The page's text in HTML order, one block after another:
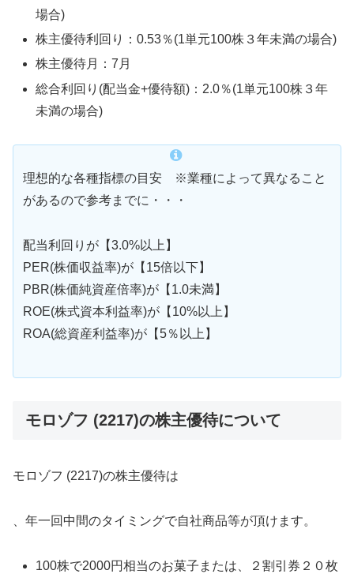
場合)
株主優待利回り：0.53％(1単元100株３年未満の場合)
株主優待月：7月
総合利回り(配当金+優待額)：2.0％(1単元100株３年
未満の場合)
理想的な各種指標の目安 ※業種によって異なること
があるので参考までに・・・
配当利回りが【3.0%以上】
PER(株価収益率)が【15倍以下】
PBR(株価純資産倍率)が【1.0未満】
ROE(株式資本利益率)が【10%以上】
ROA(総資産利益率)が【5％以上】
モロゾフ (2217)の株主優待について
モロゾフ (2217)の株主優待は
、年一回中間のタイミングで自社商品等が頂けます。
100株で2000円相当のお菓子または、２割引券２０枚